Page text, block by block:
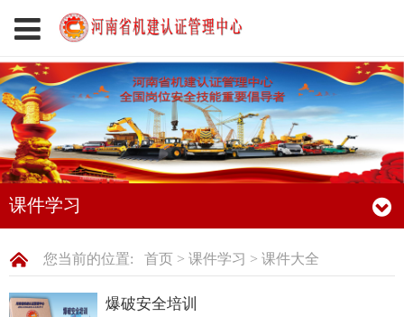
课件学习
您当前的位置: 首页> 课件学习 > 课件大全
爆破安全培训